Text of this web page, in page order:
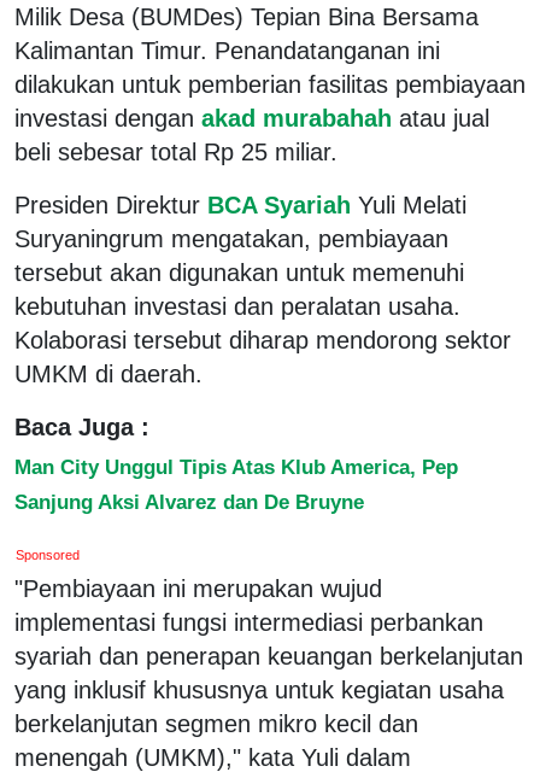
Milik Desa (BUMDes) Tepian Bina Bersama
Kalimantan Timur. Penandatanganan ini
dilakukan untuk pemberian fasilitas pembiayaan
investasi dengan akad murabahah atau jual
beli sebesar total Rp 25 miliar.
Presiden Direktur BCA Syariah Yuli Melati
Suryaningrum mengatakan, pembiayaan
tersebut akan digunakan untuk memenuhi
kebutuhan investasi dan peralatan usaha.
Kolaborasi tersebut diharap mendorong sektor
UMKM di daerah.
Baca Juga :
Man City Unggul Tipis Atas Klub America, Pep
Sanjung Aksi Alvarez dan De Bruyne
Sponsored
"Pembiayaan ini merupakan wujud
implementasi fungsi intermediasi perbankan
syariah dan penerapan keuangan berkelanjutan
yang inklusif khususnya untuk kegiatan usaha
berkelanjutan segmen mikro kecil dan
menengah (UMKM)," kata Yuli dalam